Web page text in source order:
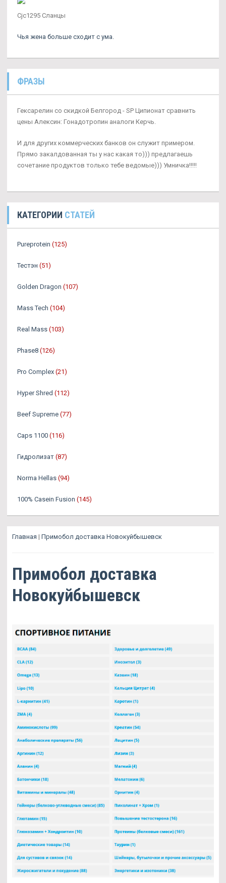
Cjc1295 Сланцы
Чья жена больше сходит с ума.
ФРАЗЫ
Гексарелин со скидкой Белгород - SP Ципионат сравнить
цены Алексин: Гонадотропин аналоги Керчь.
И для других коммерческих банков он служит примером.
Прямо закалдованная ты у нас какая то))) предлагаешь
сочетание продуктов только тебе ведомые))) Умничка!!!!!
КАТЕГОРИИ СТАТЕЙ
Pureprotein (125)
Тестэн (51)
Golden Dragon (107)
Mass Tech (104)
Real Mass (103)
Phase8 (126)
Pro Complex (21)
Hyper Shred (112)
Beef Supreme (77)
Caps 1100 (116)
Гидролизат (87)
Norma Hellas (94)
100% Casein Fusion (145)
Главная | Примобол доставка Новокуйбышевск
Примобол доставка
Новокуйбышевск